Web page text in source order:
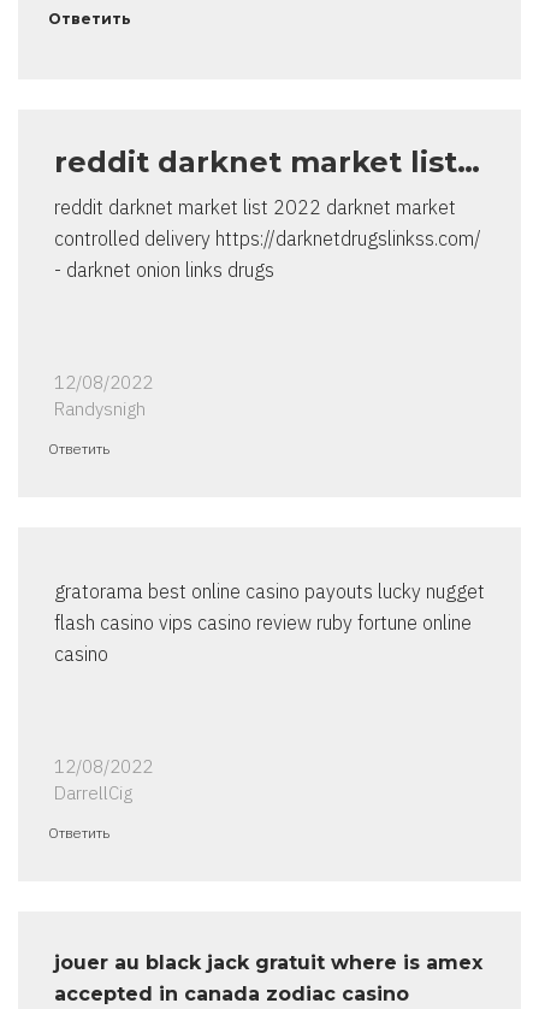
Ответить
reddit darknet market list…
reddit darknet market list 2022 darknet market
controlled delivery https://darknetdrugslinkss.com/
- darknet onion links drugs
12/08/2022
Randysnigh
Ответить
gratorama best online casino payouts lucky nugget
flash casino vips casino review ruby fortune online
casino
12/08/2022
DarrellCig
Ответить
jouer au black jack gratuit where is amex
accepted in canada zodiac casino